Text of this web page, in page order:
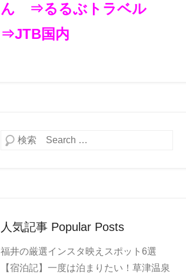
ん
⇒るるぶトラベル
⇒JTB国内
検索
人気記事 Popular Posts
福井の厳選インスタ映えスポット6選
【宿泊記】一度は泊まりたい！草津温泉